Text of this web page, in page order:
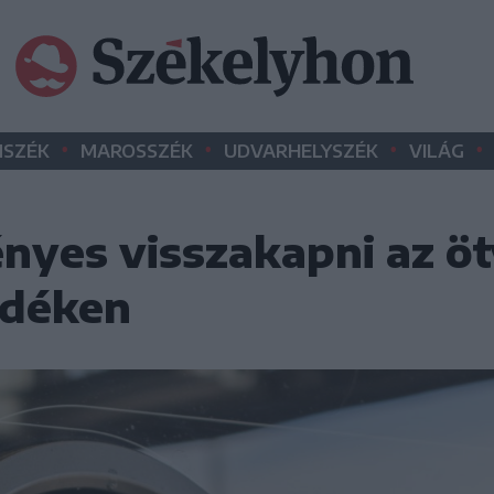
• MAROSSZÉK • UDVARHELYSZÉK • VILÁG •
visszakapni az